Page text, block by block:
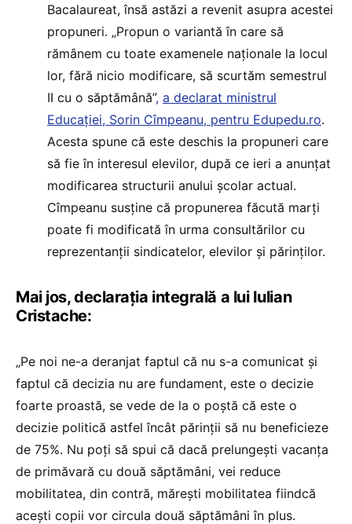
Bacalaureat, însă astăzi a revenit asupra acestei
propuneri. „Propun o variantă în care să
rămânem cu toate examenele naționale la locul
lor, fără nicio modificare, să scurtăm semestrul
II cu o săptămână”, a declarat ministrul
Educației, Sorin Cîmpeanu, pentru Edupedu.ro.
Acesta spune că este deschis la propuneri care
să fie în interesul elevilor, după ce ieri a anunțat
modificarea structurii anului școlar actual.
Cîmpeanu susține că propunerea făcută marți
poate fi modificată în urma consultărilor cu
reprezentanții sindicatelor, elevilor și părinților.
Mai jos, declarația integrală a lui Iulian
Cristache:
„Pe noi ne-a deranjat faptul că nu s-a comunicat și
faptul că decizia nu are fundament, este o decizie
foarte proastă, se vede de la o poștă că este o
decizie politică astfel încât părinții să nu beneficieze
de 75%. Nu poți să spui că dacă prelungești vacanța
de primăvară cu două săptămâni, vei reduce
mobilitatea, din contră, mărești mobilitatea fiindcă
acești copii vor circula două săptămâni în plus.